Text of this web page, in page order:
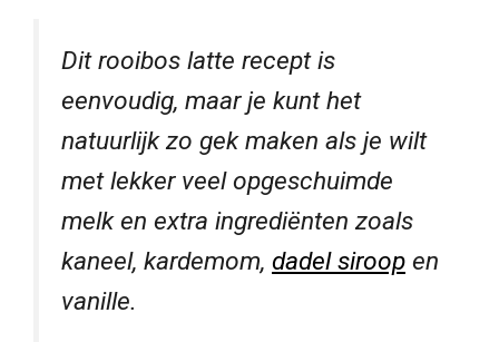
Dit rooibos latte recept is
eenvoudig, maar je kunt het
natuurlijk zo gek maken als je wilt
met lekker veel opgeschuimde
melk en extra ingrediënten zoals
kaneel, kardemom, dadel siroop en
vanille.